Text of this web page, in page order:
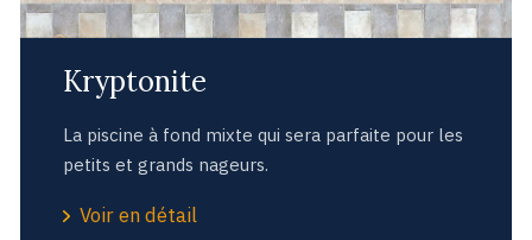
Kryptonite
La piscine à fond mixte qui sera parfaite pour les
petits et grands nageurs.
Voir en détail